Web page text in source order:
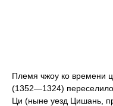
Племя чжоу ко времени
(1352—1324)
Ци (ныне уезд Цишань,